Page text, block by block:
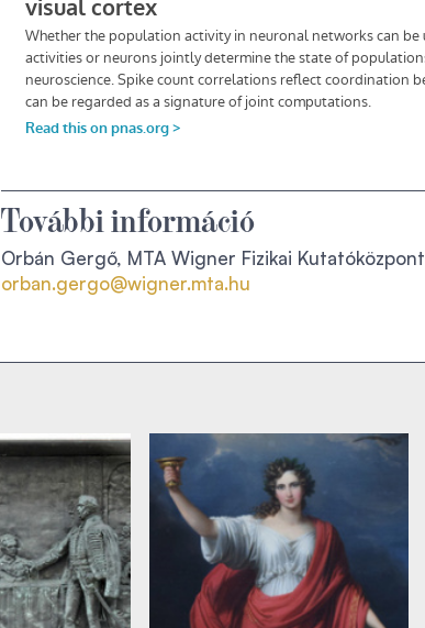
További információ
Orbán Gergő, MTA Wigner Fizikai Kutatóközpont
orban.gergo@wigner.mta.hu